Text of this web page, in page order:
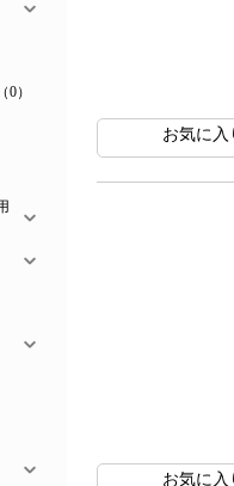
）
お気に入
お気に入